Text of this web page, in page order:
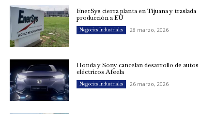
EnerSys cierra planta en Tijuana y traslada
producción a EU
Negocios Industriales 28 marzo, 2026
Honda y Sony cancelan desarrollo de autos
eléctricos Afeela
Negocios Industriales 26 marzo, 2026